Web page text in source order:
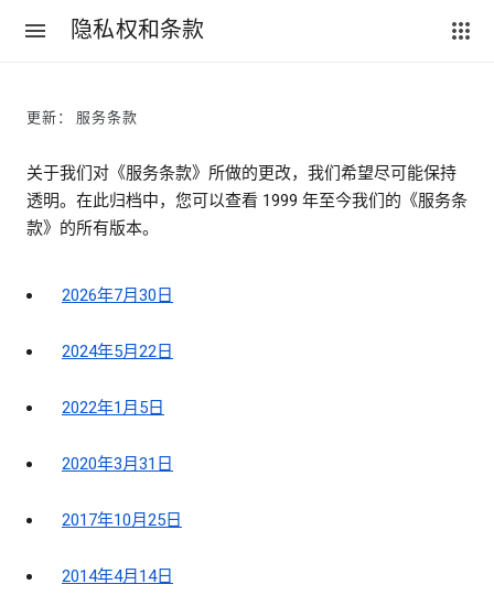
隐私权和条款
更新： 服务条款
关于我们对《服务条款》所做的更改，我们希望尽可能保持
透明。在此归档中，您可以查看 1999 年至今我们的《服务条
款》的所有版本。
2026年7月30日
2024年5月22日
2022年1月5日
2020年3月31日
2017年10月25日
2014年4月14日